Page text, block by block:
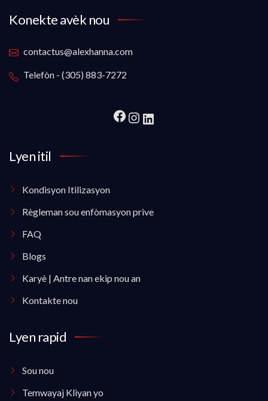
Konekte avèk nou
contactus@alexhanna.com
Telefòn - (305) 883-7272
Lyen itil
Kondisyon Itilizasyon
Règleman sou enfòmasyon prive
FAQ
Blogs
Karyè | Antre nan ekip nou an
Kontakte nou
Lyen rapid
Sou nou
Temwayaj Kliyan yo